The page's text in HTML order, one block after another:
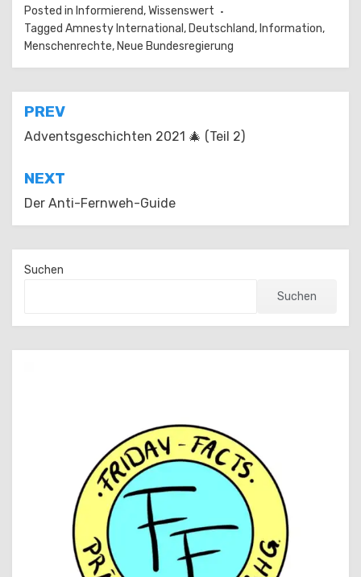
Posted in Informierend,Wissenswert
Tagged Amnesty International , Deutschland, Information,
Menschenrechte, Neue Bundesregierung
Beitragsnavigation
PREV
Adventsgeschichten 2021 🎄 (Teil 2)
NEXT
Der Anti-Fernweh-Guide
Suchen
Suchen